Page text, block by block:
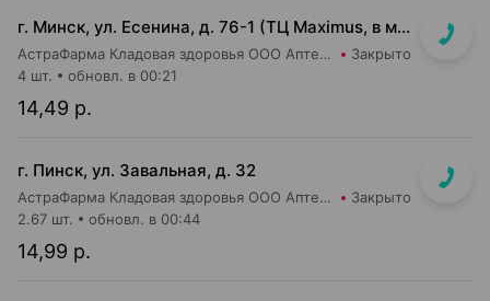
г. Минск, ул. Есенина, д. 76-1 (ТЦ Maximus, в м-не Евроопт Super)
АстраФарма Кладовая здоровья ООО Аптека №9 Закрыто
14,49 р.
4 шт. обновл. в 00:21
г. Пинск, ул. Завальная, д. 32
АстраФарма Кладовая здоровья ООО Аптека №1 Закрыто
14,99 р.
2.67 шт. обновл. в 00:44